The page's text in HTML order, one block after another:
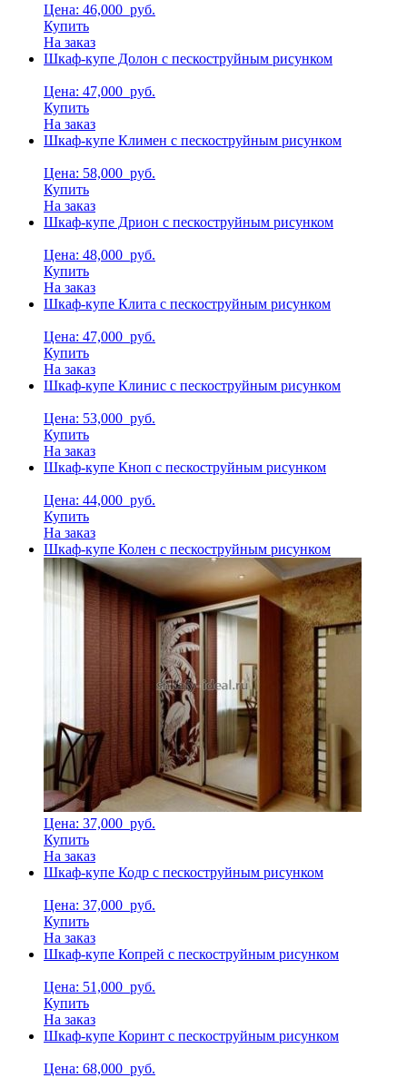
Цена: 46,000 руб.
Купить
На заказ
Шкаф-купе Долон с пескоструйным рисунком
Цена: 47,000 руб.
Купить
На заказ
Шкаф-купе Климен с пескоструйным рисунком
Цена: 58,000 руб.
Купить
На заказ
Шкаф-купе Дрион с пескоструйным рисунком
Цена: 48,000 руб.
Купить
На заказ
Шкаф-купе Клита с пескоструйным рисунком
Цена: 47,000 руб.
Купить
На заказ
Шкаф-купе Клинис с пескоструйным рисунком
Цена: 53,000 руб.
Купить
На заказ
Шкаф-купе Кноп с пескоструйным рисунком
Цена: 44,000 руб.
Купить
На заказ
Шкаф-купе Колен с пескоструйным рисунком
Цена: 37,000 руб.
Купить
На заказ
Шкаф-купе Кодр с пескоструйным рисунком
Цена: 37,000 руб.
Купить
На заказ
Шкаф-купе Копрей с пескоструйным рисунком
Цена: 51,000 руб.
Купить
На заказ
Шкаф-купе Коринт с пескоструйным рисунком
Цена: 68,000 руб.